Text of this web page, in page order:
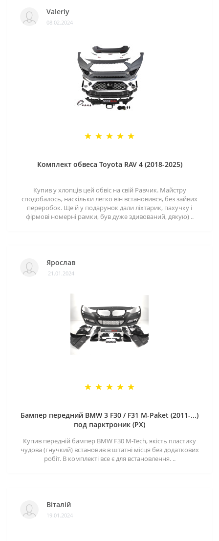
Valeriy
08.02.2024
Комплект обвеса Toyota RAV 4 (2018-2025)
Купив у хлопців цей обвіс на свій Равчик. Майстру
сподобалось, наскільки легко він встановився, без зайвих
переробок. Ще й у подарунок дали ліхтарик, пахучку і
фірмові номерні рамки, був дуже здивований, дякую) ..
Ярослав
21.01.2024
Бампер передний BMW 3 F30 / F31 M-Paket (2011-...)
под парктроник (PX)
Купив передній бампер BMW F30 M-Tech, якість пластику
чудова (гнучкий) встановив в штатні місця без додаткових
робіт. В комплекті все є для встановлення. ..
Віталій
19.01.2024